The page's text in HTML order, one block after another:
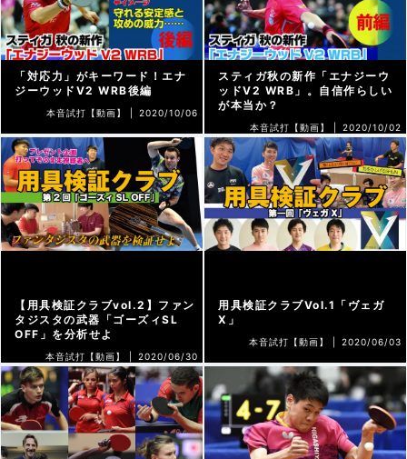
「対応力」がキーワード！エナ
ジーウッドV2 WRB後編
本音試打【動画】 | 2020/10/06
スティガ秋の新作「エナジーウ
ッドV2 WRB」。自信作らしい
が本当か？
本音試打【動画】 | 2020/10/02
【用具検証クラブvol.2】ファン
タジスタの武器「ゴーズィSL
OFF」を分析せよ
本音試打【動画】 | 2020/06/30
用具検証クラブVol.1「ヴェガ
X」
本音試打【動画】 | 2020/06/03